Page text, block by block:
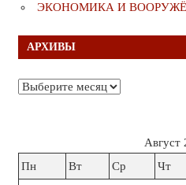
ЭКОНОМИКА И
АРХИВЫ
Архивы
Август
Пн
Вт Ср Чт